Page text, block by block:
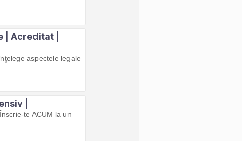
| Acreditat |
aspectele legale
|
te ACUM la un